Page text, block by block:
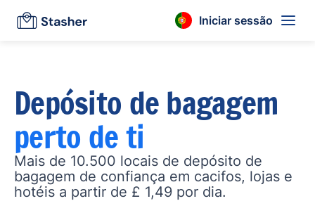
Iniciar sessão
Depósito de bagagem
perto de ti
Mais de 10.500 locais de depósito de
bagagem de confiança em cacifos, lojas e
hotéis a partir de £ 1,49 por dia.